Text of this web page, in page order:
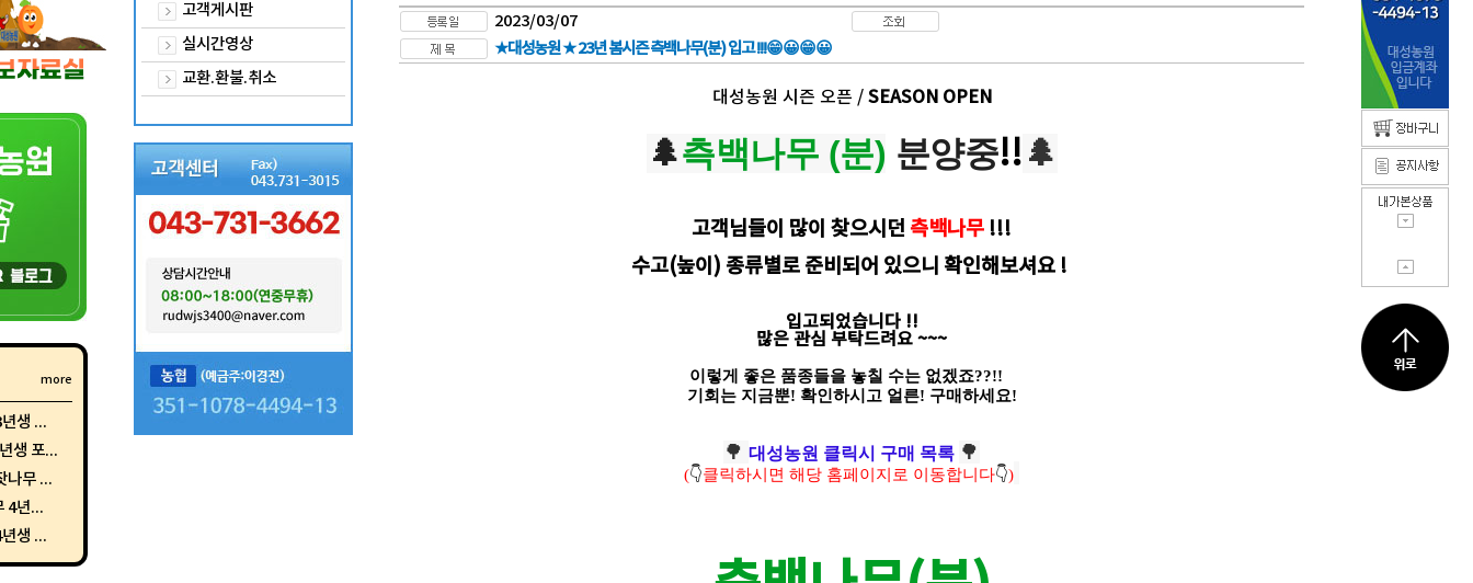
more
생 ...
생 포...
나무 ...
4년...
생 ...
고객게시판
실시간영상
교환.환불.취소
2023/03/07
★대성농원 ★ 23년 봄시즌 측백나무(분) 입고 !!!😁😀😁😀
대성농원 시즌 오픈 / SEASON OPEN
🌲측백나무 (분) 분양중!!🌲
고객님들이 많이 찾으시던 측백나무 !!!
수고(높이) 종류별로 준비되어 있으니 확인해보셔요 !
입고되었습니다 !!
많은 관심 부탁드려요 ~~~
이렇게 좋은 품종들을 놓칠 수는 없겠죠??!!
기회는 지금뿐! 확인하시고 얼른! 구매하세요!
🌳 대성농원 클릭시 구매 목록 🌳
(👇클릭하시면 해당 홈페이지로 이동합니다👇)